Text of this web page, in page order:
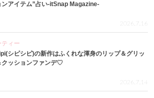
ンアイテム”占い-itSnap Magazine-
2026.7.16
ティー
シピシピ)の新作はふくれな渾身のリップ＆グリッ
クッションファンデ♡
2026.7.14